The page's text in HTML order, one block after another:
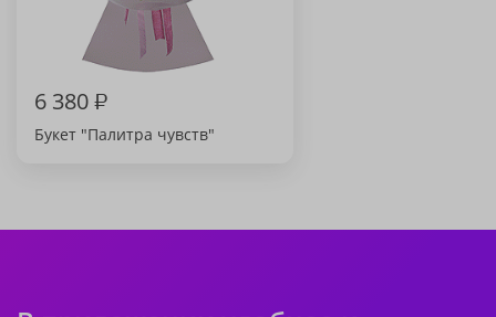
6 380₽
Букет "Палитра чувств"